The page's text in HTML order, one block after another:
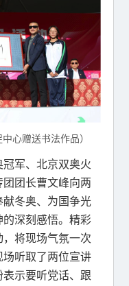
心赠送书法作品）
军、北京双奥火
团长曹文峰向两
冬奥、为国争光
深刻感悟。精彩
将现场气氛一次
场听取了两位宣讲
示要听党话、跟